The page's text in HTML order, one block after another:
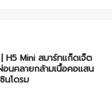
H5 Mini สมาร์ทแก็ดเจ็ต
นคลายกล้ามเนื้อคอแสน
นโดรม